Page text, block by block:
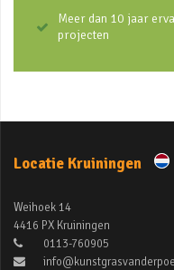
Meer dan 10 jaar
projecten
Locatie Kruiningen
Weihoek 14
4416 PX Kruiningen
0113-760905